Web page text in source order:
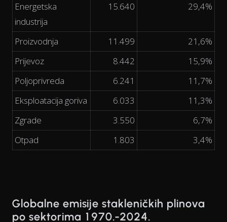
Energetska
industrija
15.640 29,4%
Proizvodnja 11.499
21,6%
Prijevoz
8.442
15,9%
Poljoprivreda
6.241
11,7%
Eksploatacija goriva
6.033
11,3%
Zgrade
3.550
6,7%
Otpad
1.803 3,4%
Globalne emisije stakleničkih plinova
po sektorima 1970.-2024.